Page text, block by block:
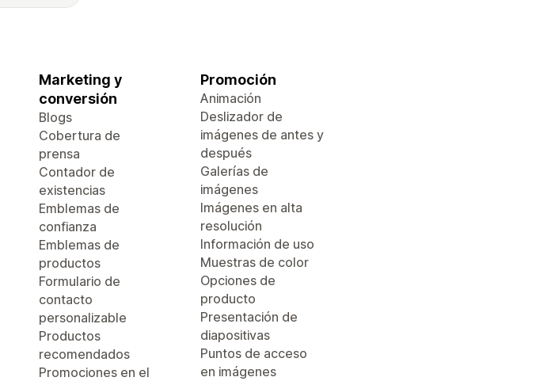
Marketing y
conversión
Blogs
Cobertura de
prensa
Contador de
existencias
Emblemas de
confianza
Emblemas de
productos
Formulario de
contacto
personalizable
Productos
recomendados
Promociones en el
Promoción
Animación
Deslizador de
imágenes de antes y
después
Galerías de
imágenes
Imágenes en alta
resolución
Información de uso
Muestras de color
Opciones de
producto
Presentación de
diapositivas
Puntos de acceso
en imágenes